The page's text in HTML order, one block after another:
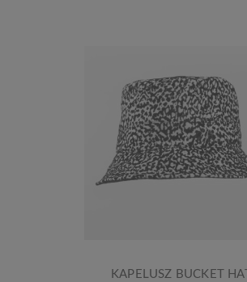
KAPELUSZ BUCKET HAT